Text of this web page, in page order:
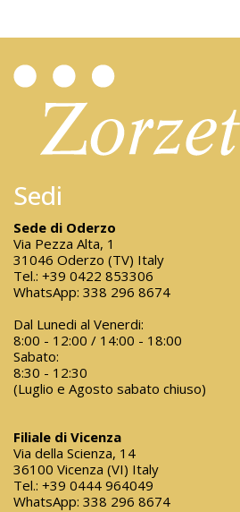
Sedi
Sede di Oderzo
Via Pezza Alta, 1
31046 Oderzo (TV) Italy
Tel.: +39 0422 853306
WhatsApp: 338 296 8674
Dal Lunedi al Venerdi:
8:00 - 12:00 / 14:00 - 18:00
Sabato:
8:30 - 12:30
(Luglio e Agosto sabato chiuso)
Filiale di Vicenza
Via della Scienza, 14
36100 Vicenza (VI) Italy
Tel.: +39 0444 964049
WhatsApp: 338 296 8674